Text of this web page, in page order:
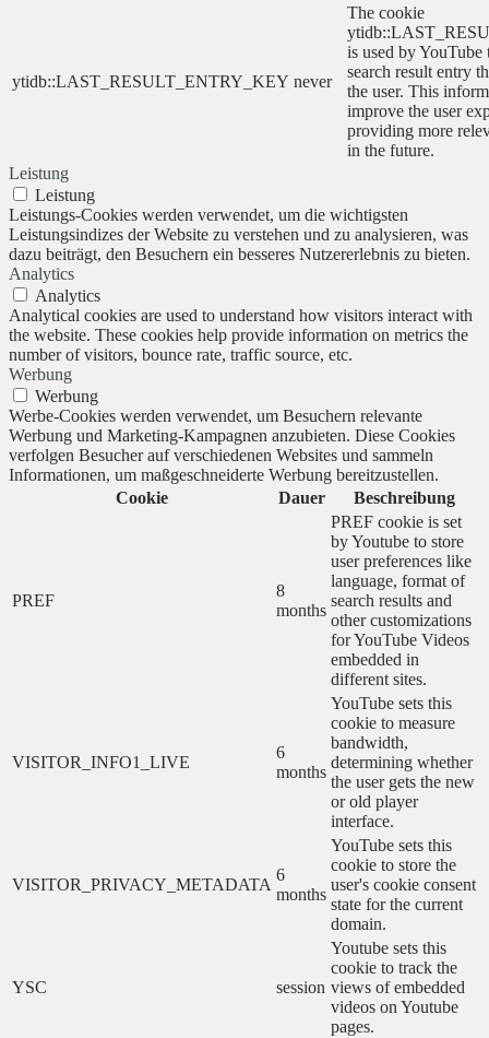
ytidb::LAST_RESULT_ENTRY_KEY never
The cookie
is used by YouTube
search result entry
the user. This
improve the user
providing more
in the future.
Leistung
Leistung
Leistungs-Cookies werden verwendet, um die wichtigsten
Leistungsindizes der Website zu verstehen und zu analysieren, was
dazu beiträgt, den Besuchern ein besseres Nutzererlebnis zu bieten.
Analytics
Analytics
Analytical cookies are used to understand how visitors interact with
the website. These cookies help provide information on metrics the
number of visitors, bounce rate, traffic source, etc.
Werbung
Werbung
Werbe-Cookies werden verwendet, um Besuchern relevante
Werbung und Marketing-Kampagnen anzubieten. Diese Cookies
verfolgen Besucher auf verschiedenen Websites und sammeln
Informationen, um maßgeschneiderte Werbung bereitzustellen.
Cookie
Dauer Beschreibung
PREF
8
months
PREF cookie is set
by Youtube to store
user preferences like
language, format of
search results and
other customizations
for YouTube Videos
embedded in
different sites.
VISITOR_INFO1_LIVE
6
months
YouTube sets this
cookie to measure
bandwidth,
determining whether
the user gets the new
or old player
interface.
VISITOR_PRIVACY_METADATA
6
months
YouTube sets this
cookie to store the
user's cookie consent
state for the current
domain.
YSC session
Youtube sets this
cookie to track the
views of embedded
videos on Youtube
pages.